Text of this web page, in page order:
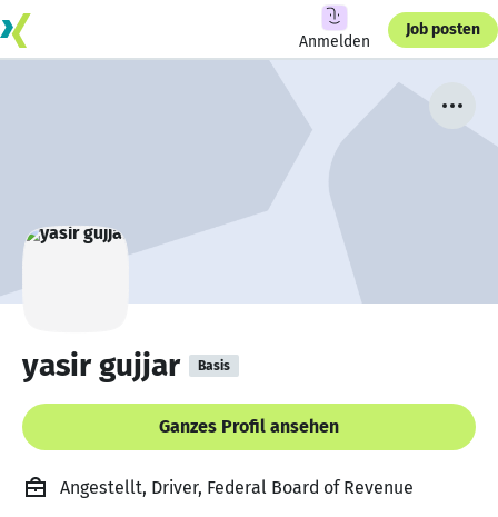
Anmelden
Job posten
yasir gujjar Basis
Ganzes Profil ansehen
Angestellt, Driver, Federal Board of Revenue